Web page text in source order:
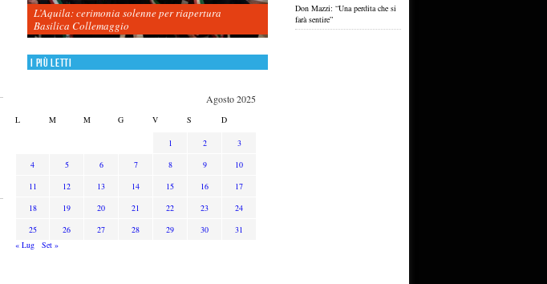
L’Aquila: cerimonia solenne per riapertura
Basilica Collemaggio
I più letti
Agosto 2025
L M M G V S D
1 2
3
4
5 6 7 8 9
10
11
12 13 14 15 16
17
18
19 20 21 22 23
24
25
26 27 28 29 30
31
« Lug
Set »
Don Mazzi: “Una perdita che si
farà sentire”